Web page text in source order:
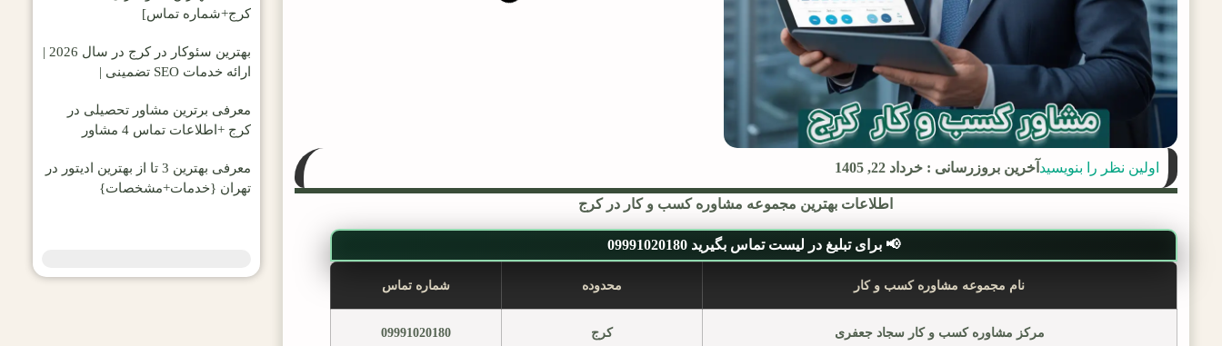
اولین نظر را بنویسید آخرین بروزرسانی : خرداد 22, 1405
اطلاعات بهترین مجموعه مشاوره کسب و کار در کرج
📢 برای تبلیغ در لیست تماس بگیرید 09991020180
نام مجموعه مشاوره کسب و کار محدوده شماره تماس
مرکز مشاوره کسب و کار سجاد جعفری کرج 09991020180
کرج+شماره تماس]
بهترین سئوکار در کرج در سال 2026 |
ارائه خدمات SEO تضمینی |
معرفی برترین مشاور تحصیلی در
کرج +اطلاعات تماس 4 مشاور
معرفی بهترین 3 تا از بهترین ادیتور در
تهران {خدمات+مشخصات}